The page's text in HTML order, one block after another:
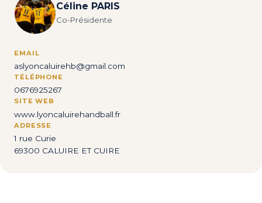
Céline PARIS
Co-Présidente
EMAIL
aslyoncaluirehb@gmail.com
TÉLÉPHONE
0676925267
SITE WEB
www.lyoncaluirehandball.fr
ADRESSE
1 rue Curie
69300 CALUIRE ET CUIRE